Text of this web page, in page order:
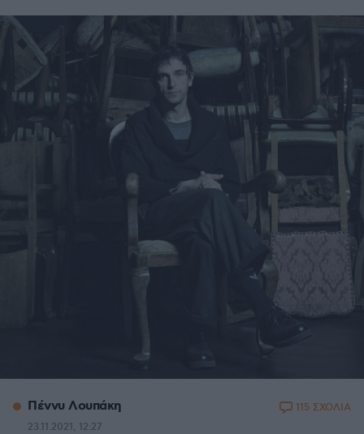
Πέννυ Λουπάκη
23.11.2021, 12:27
115 ΣΧΟΛΙΑ